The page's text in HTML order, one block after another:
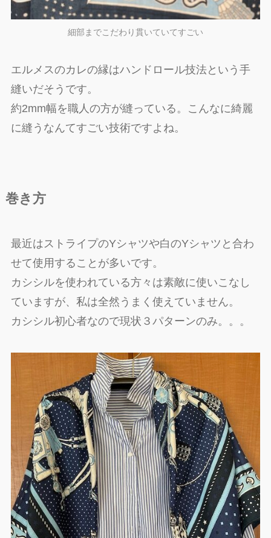
細部までこだわり貫いていてすごい
エルメスのカレの縁はハンドロール技法という手
縫いだそうです。
約2mm幅を職人の方が縫っている。こんなに綺麗
に縫うなんてすごい技術ですよね。
巻き方
最近はストライプのYシャツや白のYシャツと合わ
せて使用することが多いです。
カシシルを使われている方々は素敵に使いこなし
ていますが、私は全然うまく使えていません。
カシシル初心者なので現状３パターンのみ。。。